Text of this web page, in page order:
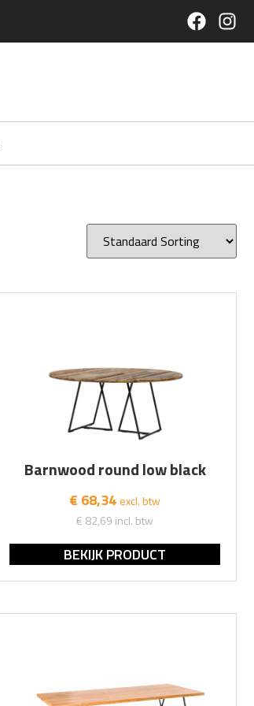
Barnwood round low black
€ 68,34 excl. btw
€ 82,69 incl. btw
BEKIJK PRODUCT